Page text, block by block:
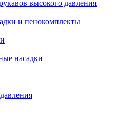
высокого давления
и пенокомплекты
насадки